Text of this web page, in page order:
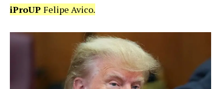
iProUP Felipe Avico.